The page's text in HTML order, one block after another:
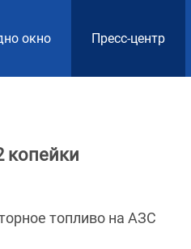
окно Пресс-центр
копейки
топливо на АЗС